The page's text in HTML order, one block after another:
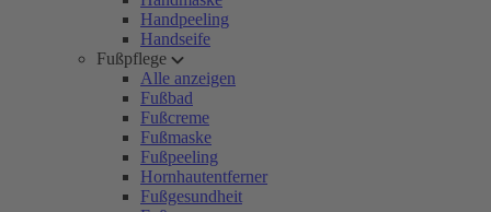
Handpeeling
Handseife
Fußpflege
Alle anzeigen
Fußbad
Fußcreme
Fußmaske
Fußpeeling
Hornhautentferner
Fußgesundheit